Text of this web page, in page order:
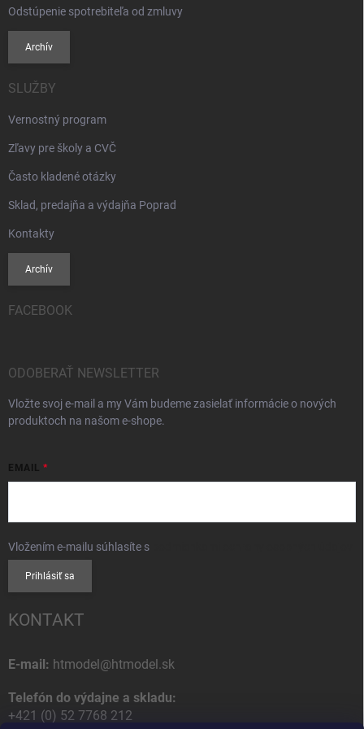
Odstúpenie spotrebiteľa od zmluvy
Archív
SLUŽBY
Vernostný program
Zľavy pre školy a CVČ
Často kladené otázky
Sklad, predajňa a výdajňa Poprad
Kontakty
Archív
FACEBOOK
ODOBERAŤ NEWSLETTER
Vložte svoj e-mail a my Vám budeme zasielať informácie o nových
produktoch na našom e-shope.
EMAIL
Vložením e-mailu súhlasíte s
Prihlásiť sa
KONTAKT
E-mail: htmodel@htmodel.sk
Telefón do výdajne a skladu:
+421 (0) 52 7768 212